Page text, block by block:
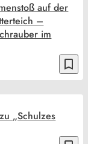
bookmark_border
auf der
–
im
„Schulzes